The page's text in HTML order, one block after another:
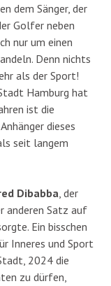
dem Sänger, der
Golfer neben
nur um einen
Denn nichts
als der Sport!
Hamburg hat
ist die
dieses
seit langem
Dibabba, der
anderen Satz auf
Ein bisschen
Inneres und Sport
2024 die
zu dürfen,